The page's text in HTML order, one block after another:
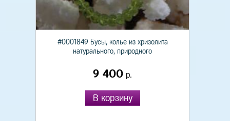
#0001849 Бусы, колье из хризолита
натурального, природного
9 400 р.
В корзину